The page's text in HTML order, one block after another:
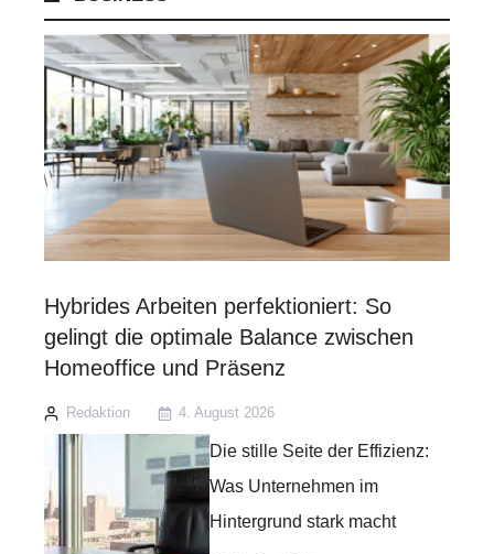
Hybrides Arbeiten perfektioniert: So
gelingt die optimale Balance zwischen
Homeoffice und Präsenz
Redaktion 4. August 2026
Die stille Seite der Effizienz:
Was Unternehmen im
Hintergrund stark macht